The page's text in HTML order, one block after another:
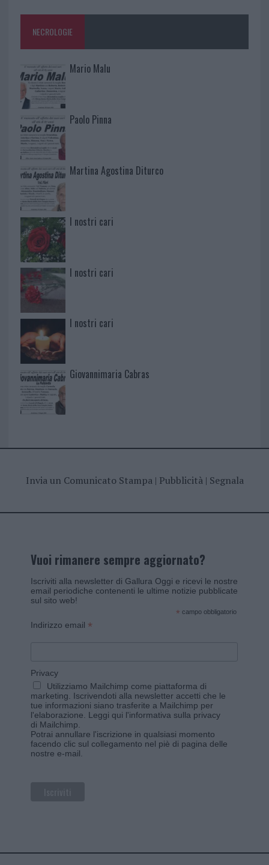
NECROLOGIE
Mario Malu
Paolo Pinna
Martina Agostina Diturco
I nostri cari
I nostri cari
I nostri cari
Giovannimaria Cabras
Invia un Comunicato Stampa| Pubblicità| Segnala
Vuoi rimanere sempre aggiornato?
Iscriviti alla newsletter di Gallura Oggi e ricevi le nostre
email periodiche contenenti le ultime notizie pubblicate
sul sito web!
* campo obbligatorio
Indirizzo email *
Privacy
Utilizziamo Mailchimp come piattaforma di
marketing. Iscrivendoti alla newsletter accetti che le
tue informazioni siano trasferite a Mailchimp per
l'elaborazione. Leggi qui l'informativa sulla privacy
di Mailchimp
Potrai annullare l'iscrizione in qualsiasi momento
facendo clic sul collegamento nel piè di pagina delle
nostre e-mail.